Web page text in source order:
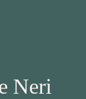
Neri